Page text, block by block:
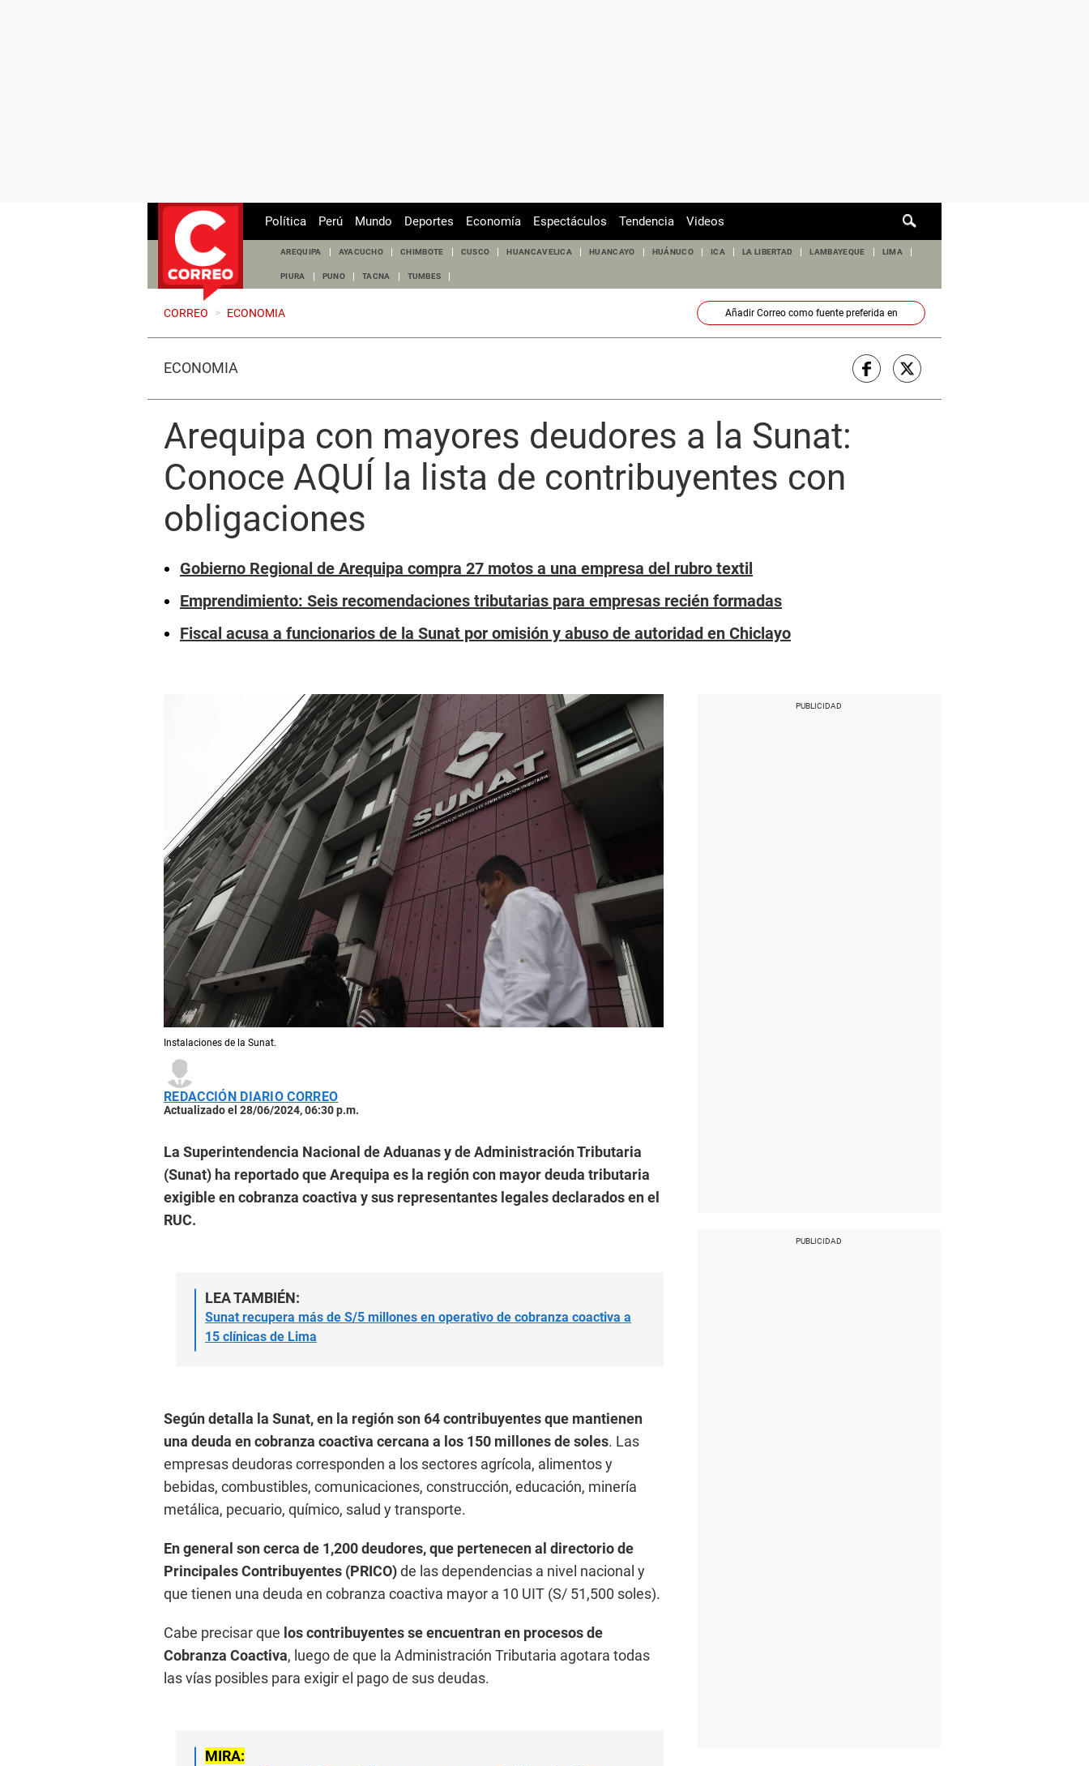
de
Política Perú Mundo Deportes Economía Espectáculos Tendencia Videos
AREQUIPA AYACUCHO CHIMBOTE CUSCO HUANCAVELICA HUANCAYO HUÁNUCO ICA LA LIBERTAD LAMBAYEQUE LIMA
PIURA PUNO TACNA TUMBES
CORREO > ECONOMIA Añadir Correocomo fuente preferida en
ECONOMÍA
Arequipa con mayores deudores a la Sunat:
Conoce AQUÍ la lista de contribuyentes con
obligaciones
Gobierno Regional de Arequipa compra 27 motos a una empresa del rubro textil
Emprendimiento: Seis recomendaciones tributarias para empresas recién formadas
Fiscal acusa a funcionarios de la Sunat por omisión y abuso de autoridad en Chiclayo
Instalaciones de la Sunat.
REDACCIÓN DIARIO CORREO
Actualizado el 28/06/2024, 06:30 p.m.
La Superintendencia Nacional de Aduanas y de Administración Tributaria
(Sunat) ha reportado que Arequipa es la región con mayor deuda tributaria
exigible en cobranza coactiva y sus representantes legales declarados en el
RUC.
LEA TAMBIÉN:
Sunat recupera más de S/5 millones en operativo de cobranza coactiva a
15 clínicas de Lima
Según detalla la Sunat, en la región son 64 contribuyentes que mantienen
una deuda en cobranza coactiva cercana a los 150 millones de soles. Las
empresas deudoras corresponden a los sectores agrícola, alimentos y
bebidas, combustibles, comunicaciones, construcción, educación, minería
metálica, pecuario, químico, salud y transporte.
En general son cerca de 1,200 deudores, que pertenecen al directorio de
Principales Contribuyentes (PRICO)de las dependencias a nivel nacional y
que tienen una deuda en cobranza coactiva mayor a 10 UIT (S/ 51,500 soles).
Cabe precisar que los contribuyentes se encuentran en procesos de
Cobranza Coactiva, luego de que la Administración Tributaria agotara todas
las vías posibles para exigir el pago de sus deudas.
MIRA: